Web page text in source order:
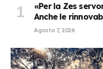
«Per la Zes
Anche le
Agosto 7, 2026